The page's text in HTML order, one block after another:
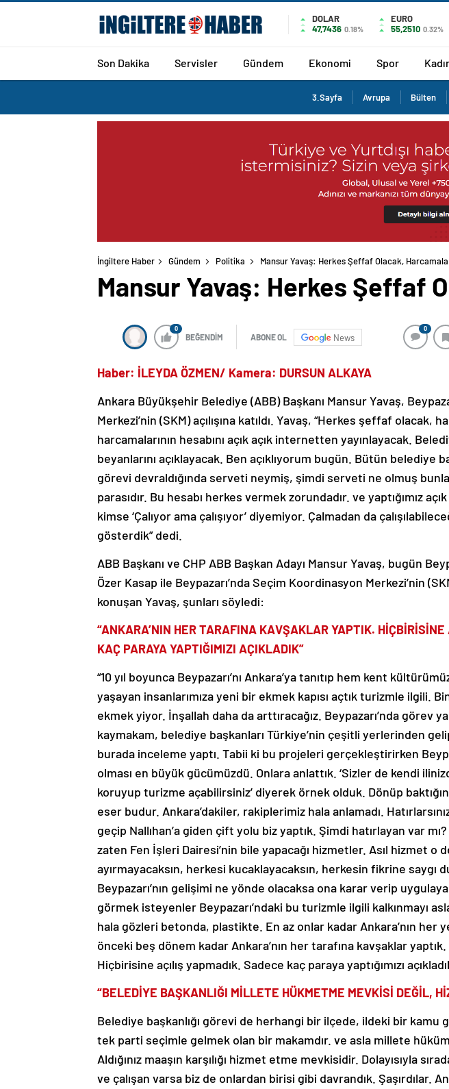
DOLAR
47,7436 0.18%
EURO
55,2510 0.32%
Son Dakika Servisler Gündem Ekonomi Spor
3.Sayfa Avrupa Bülten
İngiltere Haber Gündem Politika Mansur Yavaş: Herkes Şeffaf Olacak,
Mansur Yavaş: Herkes Şeffaf
0
BEĞENDİM ABONE OL News
0
Haber: İLEYDA ÖZMEN/ Kamera: DURSUN ALKAYA
Ankara Büyükşehir Belediye (ABB) Başkanı Mansur Yavaş,
Merkezi’nin (SKM) açılışına katıldı. Yavaş, “Herkes şeffaf olacak,
harcamalarının hesabını açık açık internetten yayınlayacak.
beyanlarını açıklayacak. Ben açıklıyorum bugün. Bütün belediye
görevi devraldığında serveti neymiş, şimdi serveti ne olmuş
parasıdır. Bu hesabı herkes vermek zorundadır. ve yaptığımız
kimse ‘Çalıyor ama çalışıyor’ diyemiyor. Çalmadan da
gösterdik” dedi.
ABB Başkanı ve CHP ABB Başkan Adayı Mansur Yavaş, bugün
Özer Kasap ile Beypazarı’nda Seçim Koordinasyon Merkezi’nin
konuşan Yavaş, şunları söyledi:
“ANKARA’NIN HER TARAFINA KAVŞAKLAR YAPTIK.
KAÇ PARAYA YAPTIĞIMIZI AÇIKLADIK”
“10 yıl boyunca Beypazarı’nı Ankara’ya tanıtıp hem kent
yaşayan insanlarımıza yeni bir ekmek kapısı açtık turizmle ilgili.
ekmek yiyor. İnşallah daha da arttıracağız. Beypazarı’nda görev
kaymakam, belediye başkanları Türkiye’nin çeşitli yerlerinden
burada inceleme yaptı. Tabii ki bu projeleri gerçekleştirirken
olması en büyük gücümüzdü. Onlara anlattık. ‘Sizler de kendi
koruyup turizme açabilirsiniz’ diyerek örnek olduk. Dönüp
eser budur. Ankara’dakiler, rakiplerimiz hala anlamadı.
geçip Nallıhan’a giden çift yolu biz yaptık. Şimdi hatırlayan var
zaten Fen İşleri Dairesi’nin bile yapacağı hizmetler. Asıl hizmet o
ayırmayacaksın, herkesi kucaklayacaksın, herkesin fikrine saygı
Beypazarı’nın gelişimi ne yönde olacaksa ona karar verip
görmek isteyenler Beypazarı’ndaki bu turizmle ilgili kalkınmayı
hala gözleri betonda, plastikte. En az onlar kadar Ankara’nın her
önceki beş dönem kadar Ankara’nın her tarafına kavşaklar
Hiçbirisine açılış yapmadık. Sadece kaç paraya yaptığımızı
“BELEDİYE BAŞKANLIĞI MİLLETE HÜKMETME MEVKİSİ DEĞİL,
Belediye başkanlığı görevi de herhangi bir ilçede, ildeki bir kamu
tek parti seçimle gelmek olan bir makamdır. ve asla millete
Aldığınız maaşın karşılığı hizmet etme mevkisidir. Dolayısıyla
ve çalışan varsa biz de onlardan birisi gibi davrandık. Şaşırdılar.